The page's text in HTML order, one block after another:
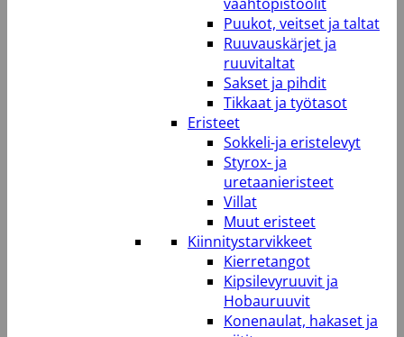
Puukot, veitset ja taltat
Ruuvauskärjet ja
ruuvitaltat
Sakset ja pihdit
Tikkaat ja työtasot
Eristeet
Sokkeli-ja eristelevyt
Styrox- ja
uretaanieristeet
Villat
Muut eristeet
Kiinnitystarvikkeet
Kierretangot
Kipsilevyruuvit ja
Hobauruuvit
Konenaulat, hakaset ja